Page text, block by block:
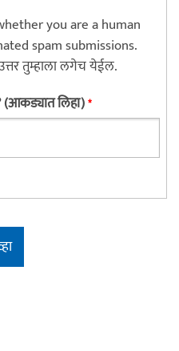
you are a human
spam submissions.
तुम्हाला लगेच येईल.
(आकड्यात लिहा)*